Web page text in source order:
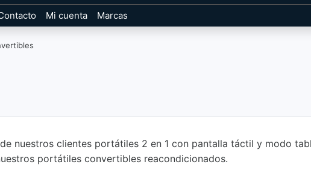
Mi cuenta Marcas
nuestros clientes portátiles 2 en 1 con pantalla táctil y modo
portátiles convertibles reacondicionados.